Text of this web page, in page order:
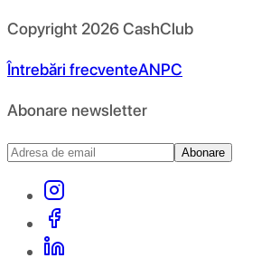
Copyright 2026CashClub
Întrebări frecventeANPC
Abonare newsletter
Abonare